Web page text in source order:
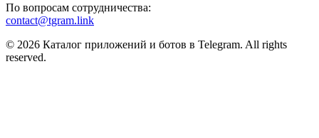
По вопросам сотрудничества:
contact@tgram.link
© 2026 Каталог приложений и ботов в Telegram. All rights
reserved.